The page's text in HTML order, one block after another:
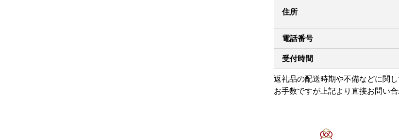
住所
電話番号
受付時間
返礼品の配送時期や不備などに関
お手数ですが上記より直接お問い